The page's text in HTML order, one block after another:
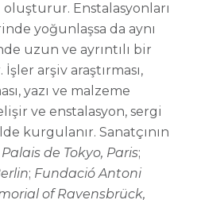
Enstalasyonları
yoğunlaşsa da aynı
uzun ve ayrıntılı bir
İşler arşiv araştırması,
yazı ve malzeme
ve enstalasyon, sergi
kurgulanır. Sanatçının
Palais de Tokyo, Paris;
; FundacióAntoni
of Ravensbrück,